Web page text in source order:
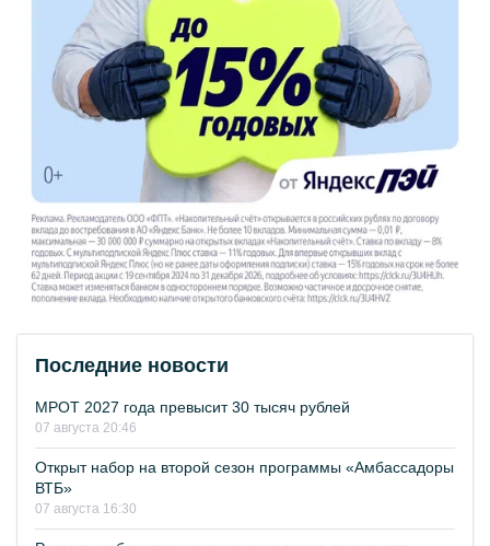
Последние новости
МРОТ 2027 года превысит 30 тысяч рублей
07 августа 20:46
Открыт набор на второй сезон программы «Амбассадоры
ВТБ»
07 августа 16:30